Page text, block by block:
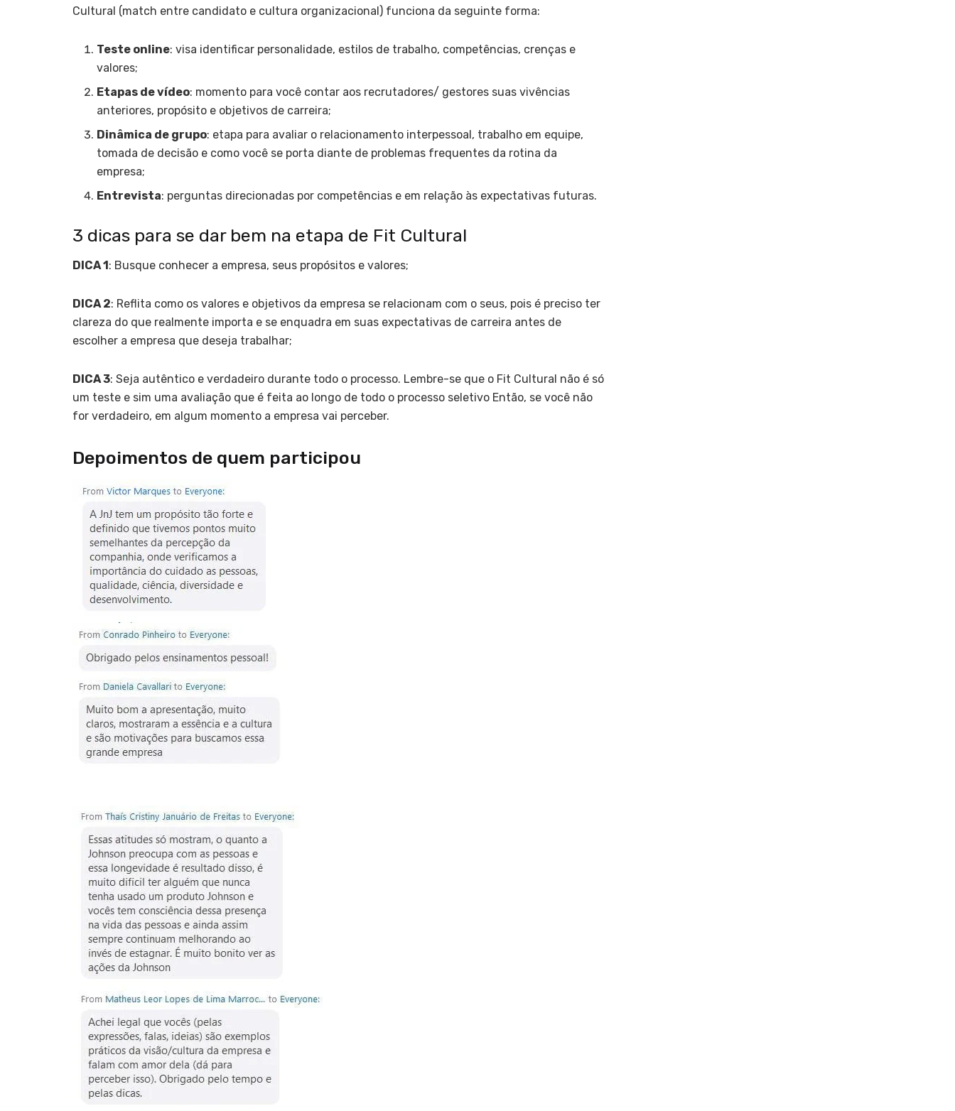
Cultural (match entre candidato e cultura organizacional) funciona da seguinte forma:
Teste online: visa identificar personalidade, estilos de trabalho, competências, crenças e
valores;
Etapas de vídeo: momento para você contar aos recrutadores/ gestores suas vivências
anteriores, propósito e objetivos de carreira;
Dinâmica de grupo: etapa para avaliar o relacionamento interpessoal, trabalho em equipe,
tomada de decisão e como você se porta diante de problemas frequentes da rotina da
empresa;
Entrevista: perguntas direcionadas por competências e em relação às expectativas futuras.
3 dicas para se dar bem na etapa de Fit Cultural
DICA 1 : Busque conhecer a empresa, seus propósitos e valores;
DICA 2: Reflita como os valores e objetivos da empresa se relacionam com o seus, pois é preciso ter
clareza do que realmente importa e se enquadra em suas expectativas de carreira antes de
escolher a empresa que deseja trabalhar;
DICA 3: Seja autêntico e verdadeiro durante todo o processo. Lembre-se que o Fit Cultural não é só
um teste e sim uma avaliação que é feita ao longo de todo o processo seletivo Então, se você não
for verdadeiro, em algum momento a empresa vai perceber.
Depoimentos de quem participou